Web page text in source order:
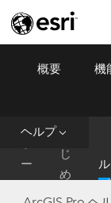
ArcGIS Pro
概要 機
ヘルプ
ー
ム
は
じ
め
に
ル
プ